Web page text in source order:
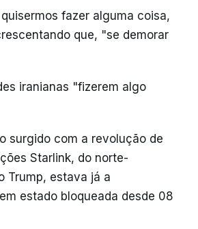
fazer alguma coisa,
que, "se demorar
iranianas "fizerem algo
surgido com a revolução de
Starlink, do norte-
Trump, estava já a
estado bloqueada desde 08